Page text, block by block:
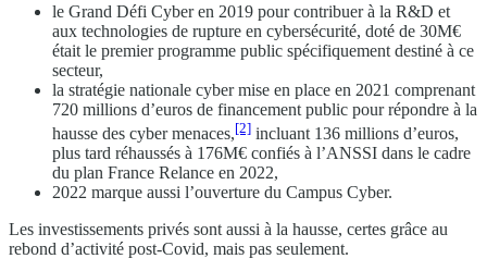
le Grand Défi Cyber en 2019 pour contribuer à la R&D et
aux technologies de rupture en cybersécurité, doté de 30M€
était le premier programme public spécifiquement destiné à ce
secteur,
la stratégie nationale cyber mise en place en 2021 comprenant
720 millions d’euros de financement public pour répondre à la
hausse des cyber menaces,[2] incluant 136 millions d’euros,
plus tard réhaussés à 176M€ confiés à l’ANSSI dans le cadre
du plan France Relance en 2022,
2022 marque aussi l’ouverture du Campus Cyber.
Les investissements privés sont aussi à la hausse, certes grâce au
rebond d’activité post-Covid, mais pas seulement.